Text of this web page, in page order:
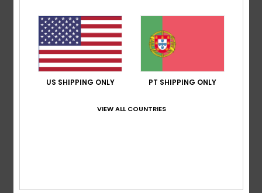
100% dos nossos clientes recomendam este
Conforto
5.0
US SHIPPING ONLY PT SHIPPING ONLY
VIEW ALL COUNTRIES